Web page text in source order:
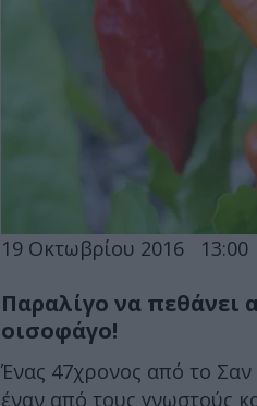
19 Οκτωβρίου 2016 13:00
Παραλίγο να πεθάνει
οισοφάγο!
Ένας 47χρονος από το
έναν από τους γνωστούς